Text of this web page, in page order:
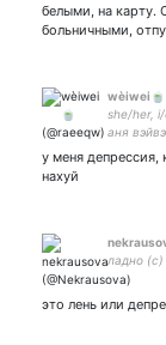
белыми, на карту.
больничными,
wèiwei🍵
she/her,
аня
стен
у меня
нахуй
ладно
это лень или